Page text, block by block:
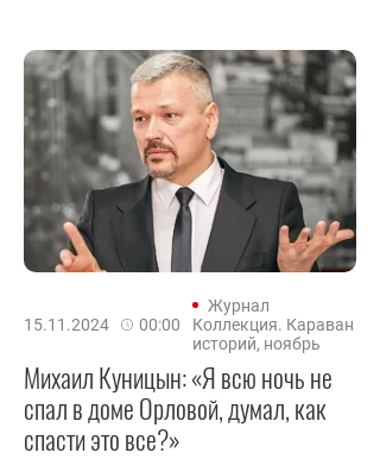
15.11.2024 00:00
Журнал
Коллекция. Караван
историй, ноябрь
Михаил Куницын: «Я всю ночь не
спал в доме Орловой, думал, как
спасти это все?»